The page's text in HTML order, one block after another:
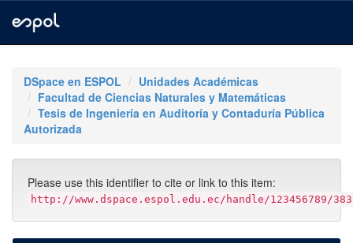
navigationDSpace en ESPOL
Unidades Académicas
Facultad de Ciencias Naturales y Matemáticas
Tesis de Ingeniería en Auditoría y Contaduría Pública
Autorizada
Please use this identifier to cite or link to this item:
http://www.dspace.espol.edu.ec/handle/123456789/